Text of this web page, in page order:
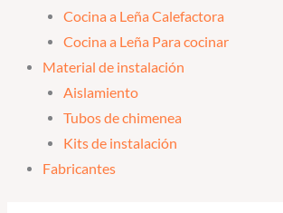
Cocina a Leña Calefactora
Cocina a Leña Para cocinar
Material de instalación
Aislamiento
Tubos de chimenea
Kits de instalación
Fabricantes